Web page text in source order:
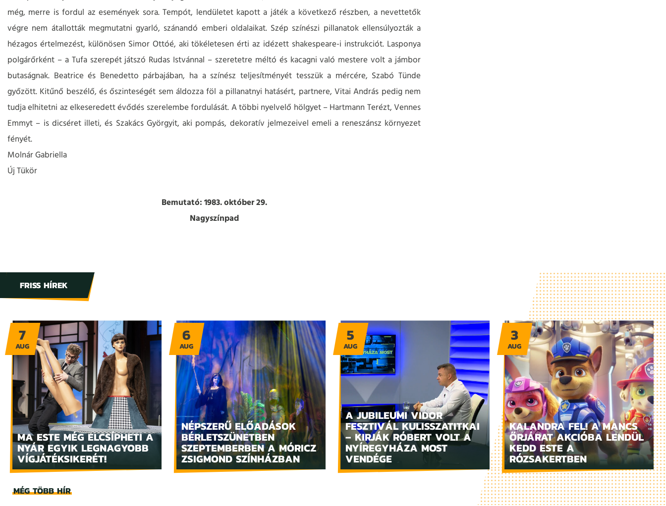
még, merre is fordul az események sora. Tempót, lendületet kapott a játék a következő részben, a nevettetők
végre nem átallották megmutatni gyarló, szánandó emberi oldalaikat. Szép színészi pillanatok ellensúlyozták a
hézagos értelmezést, különösen Simor Ottóé, aki tökéletesen érti az idézett shakespeare-i instrukciót. Lasponya
polgárőrként – a Tufa szerepét játszó Rudas Istvánnal – szeretetre méltó és kacagni való mestere volt a jámbor
butaságnak. Beatrice és Benedetto párbajában, ha a színész teljesítményét tesszük a mércére, Szabó Tünde
győzött. Kitűnő beszélő, és őszinteségét sem áldozza föl a pillanatnyi hatásért, partnere, Vitai András pedig nem
tudja elhitetni az elkeseredett évődés szerelembe fordulását. A többi nyelvelő hölgyet – Hartmann Terézt, Vennes
Emmyt – is dicséret illeti, és Szakács Györgyit, aki pompás, dekoratív jelmezeivel emeli a reneszánsz környezet
fényét.
Molnár Gabriella
Új Tükör
Bemutató: 1983. október 29.
Nagyszínpad
FRISS HÍREK
MA ESTE MÉG ELCSÍPHETI A
NYÁR EGYIK LEGNAGYOBB
VÍGJÁTÉKSIKERÉT!
7
AUG
NÉPSZERŰ ELŐADÁSOK
BÉRLETSZÜNETBEN
SZEPTEMBERBEN A MÓRICZ
ZSIGMOND SZÍNHÁZBAN
6
AUG
A JUBILEUMI VIDOR
FESZTIVÁL KULISSZATITKAI
– KIRJÁK RÓBERT VOLT A
NYÍREGYHÁZA MOST
VENDÉGE
5
AUG
KALANDRA FEL! A MANCS
ŐRJÁRAT AKCIÓBA LENDÜL
KEDD ESTE A
RÓZSAKERTBEN
3
AUG
MÉG TÖBB HÍR